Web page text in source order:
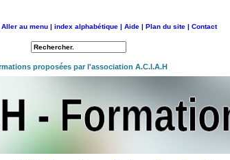
Aller au menu | index alphabétique | Aide | Plan du site | Contact
proposées par l'association A.C.I.A.H